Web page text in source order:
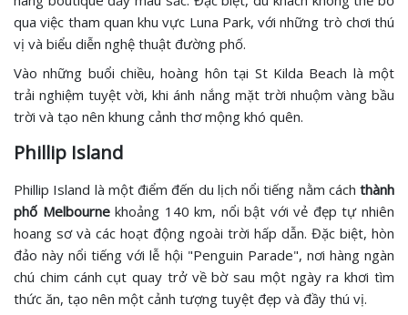
qua việc tham quan khu vực Luna Park, với những trò chơi thú
vị và biểu diễn nghệ thuật đường phố.
Vào những buổi chiều, hoàng hôn tại St Kilda Beach là một
trải nghiệm tuyệt vời, khi ánh nắng mặt trời nhuộm vàng bầu
trời và tạo nên khung cảnh thơ mộng khó quên.
Phillip Island
Phillip Island là một điểm đến du lịch nổi tiếng nằm cách thành
phố Melbournekhoảng 140 km, nổi bật với vẻ đẹp tự nhiên
hoang sơ và các hoạt động ngoài trời hấp dẫn. Đặc biệt, hòn
đảo này nổi tiếng với lễ hội "Penguin Parade", nơi hàng ngàn
chú chim cánh cụt quay trở về bờ sau một ngày ra khơi tìm
thức ăn, tạo nên một cảnh tượng tuyệt đẹp và đầy thú vị.